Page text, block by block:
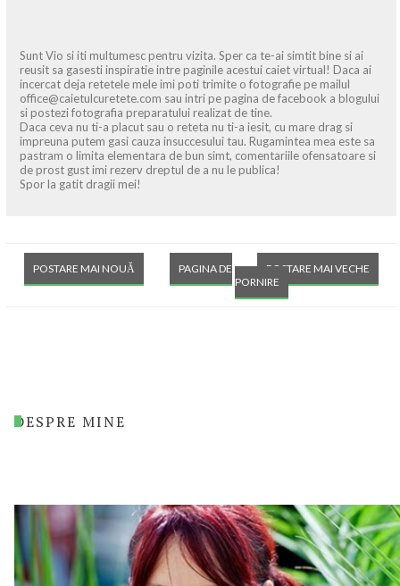
Sunt Vio si iti multumesc pentru vizita. Sper ca te-ai simtit bine si ai
reusit sa gasesti inspiratie intre paginile acestui caiet virtual! Daca ai
incercat deja retetele mele imi poti trimite o fotografie pe mailul
office@caietulcuretete.com sau intri pe pagina de facebook a blogului
si postezi fotografia preparatului realizat de tine.
Daca ceva nu ti-a placut sau o reteta nu ti-a iesit, cu mare drag si
impreuna putem gasi cauza insuccesului tau. Rugamintea mea este sa
pastram o limita elementara de bun simt, comentariile ofensatoare si
de prost gust imi rezerv dreptul de a nu le publica!
Spor la gatit dragii mei!
POSTARE MAI NOUĂ POSTARE MAI VECHE
PAGINA DE
PORNIRE
DESPRE MINE